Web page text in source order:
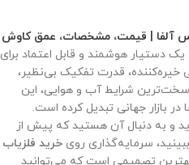
آلفا | قیمت، مشخصات، عمق کاوش
یک دستیار هوشمند و قابل اعتماد برای
قدرت تفکیک بی‌نظیر،
شرایط آب و هوایی، این
بازار جهانی تبدیل کرده است.
و به دنبال آن هستید که پیش از
سرمایه‌گذاری روی خرید فلزیاب
بهترین تصمیمی است که می‌توانید